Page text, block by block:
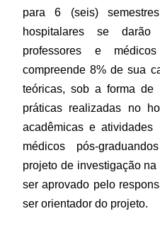
para 6 (seis)
hospitalares se
professores e
compreende 8% de sua
teóricas, sob a forma
práticas realizadas no
acadêmicas e atividades
médicos pós-
projeto de investigação
ser aprovado pelo
ser orientador do projeto.